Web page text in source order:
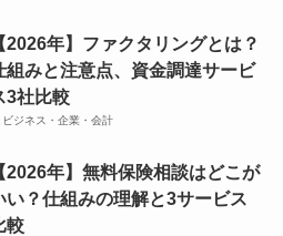
2026年】ファクタリングとは？
組みと注意点、資金調達サービ
3社比較
ビジネス・企業・会計
2026年】無料保険相談はどこが
い？仕組みの理解と3サービス
較